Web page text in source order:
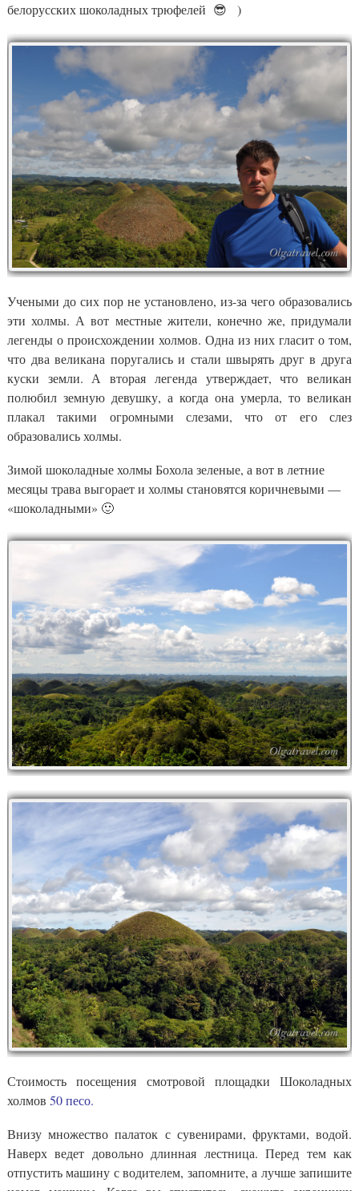
белорусских шоколадных трюфелей 😎 )
Учеными до сих пор не установлено, из-за чего образовались
эти холмы. А вот местные жители, конечно же, придумали
легенды о происхождении холмов. Одна из них гласит о том,
что два великана поругались и стали швырять друг в друга
куски земли. А вторая легенда утверждает, что великан
полюбил земную девушку, а когда она умерла, то великан
плакал такими огромными слезами, что от его слез
образовались холмы.
Зимой шоколадные холмы Бохола зеленые, а вот в летние
месяцы трава выгорает и холмы становятся коричневыми —
«шоколадными» 🙂
Стоимость посещения смотровой площадки Шоколадных
холмов 50 песо.
Внизу множество палаток с сувенирами, фруктами, водой.
Наверх ведет довольно длинная лестница. Перед тем как
отпустить машину с водителем, запомните, а лучше запишите